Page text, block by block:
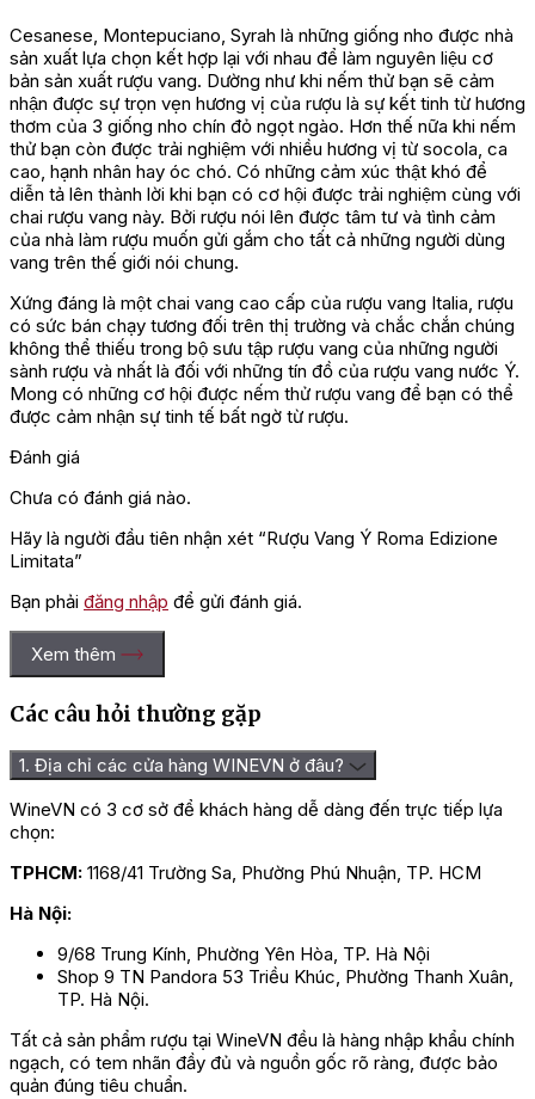
Cesanese, Montepuciano, Syrah là những giống nho được nhà
sản xuất lựa chọn kết hợp lại với nhau để làm nguyên liệu cơ
bản sản xuất rượu vang. Dường như khi nếm thử bạn sẽ cảm
nhận được sự trọn vẹn hương vị của rượu là sự kết tinh từ hương
thơm của 3 giống nho chín đỏ ngọt ngào. Hơn thế nữa khi nếm
thử bạn còn được trải nghiệm với nhiều hương vị từ socola, ca
cao, hạnh nhân hay óc chó. Có những cảm xúc thật khó để
diễn tả lên thành lời khi bạn có cơ hội được trải nghiệm cùng với
chai rượu vang này. Bởi rượu nói lên được tâm tư và tình cảm
của nhà làm rượu muốn gửi gắm cho tất cả những người dùng
vang trên thế giới nói chung.
Xứng đáng là một chai vang cao cấp của rượu vang Italia, rượu
có sức bán chạy tương đối trên thị trường và chắc chắn chúng
không thể thiếu trong bộ sưu tập rượu vang của những người
sành rượu và nhất là đối với những tín đồ của rượu vang nước Ý.
Mong có những cơ hội được nếm thử rượu vang để bạn có thể
được cảm nhận sự tinh tế bất ngờ từ rượu.
Đánh giá
Chưa có đánh giá nào.
Hãy là người đầu tiên nhận xét “Rượu Vang Ý Roma Edizione
Limitata”
Bạn phải đăng nhập để gửi đánh giá.
Xem thêm
Các câu hỏi thường gặp
1. Địa chỉ các cửa hàng WINEVN ở đâu?
WineVN có 3 cơ sở để khách hàng dễ dàng đến trực tiếp lựa
chọn:
TPHCM: 1168/41 Trường Sa, Phường Phú Nhuận, TP. HCM
Hà Nội:
9/68 Trung Kính, Phường Yên Hòa, TP. Hà Nội
Shop 9 TN Pandora 53 Triều Khúc, Phường Thanh Xuân,
TP. Hà Nội.
Tất cả sản phẩm rượu tại WineVN đều là hàng nhập khẩu chính
ngạch, có tem nhãn đầy đủ và nguồn gốc rõ ràng, được bảo
quản đúng tiêu chuẩn.